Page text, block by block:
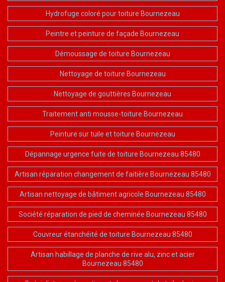
Hydrofuge coloré pour toiture Bournezeau
Peintre et peinture de façade Bournezeau
Démoussage de toiture Bournezeau
Nettoyage de toiture Bournezeau
Nettoyage de gouttières Bournezeau
Traitement anti mousse-toiture Bournezeau
Peinture sur tuile et toiture Bournezeau
Dépannage urgence fuite de toiture Bournezeau 85480
Artisan réparation changement de faitière Bournezeau 85480
Artisan nettoyage de bâtiment agricole Bournezeau 85480
Société réparation de pied de cheminée Bournezeau 85480
Couvreur étanchéité de toiture Bournezeau 85480
Artisan habillage de planche de rive alu, zinc et acier
Bournezeau 85480